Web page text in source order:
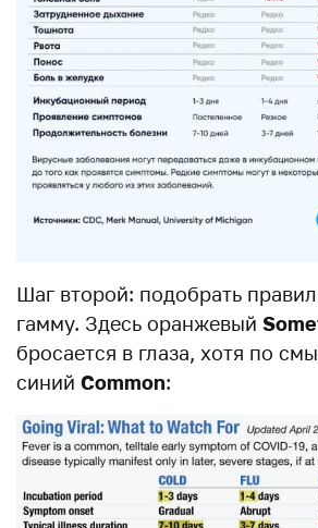
Шаг второй: подобрать
гамму. Здесь оранжевый
бросается в глаза, хотя по
синий Common: